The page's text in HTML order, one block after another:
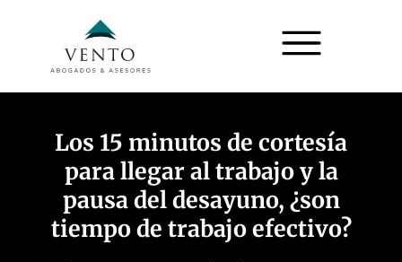
Los 15 minutos de cortesía
para llegar al trabajo y la
pausa del desayuno, ¿son
tiempo de trabajo efectivo?